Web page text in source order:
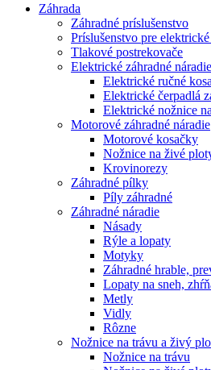
Záhrada
Záhradné príslušenstvo
Príslušenstvo pre
Tlakové postrekovače
Elektrické záhradné náradie
Elektrické ručné
Elektrické čerpadlá
Elektrické nožnice
Motorové záhradné náradie
Motorové kosačky
Nožnice na živé
Krovinorezy
Záhradné pílky
Píly záhradné
Záhradné náradie
Násady
Rýle a lopaty
Motyky
Záhradné hrable,
Lopaty na sneh,
Metly
Vidly
Rôzne
Nožnice na trávu a živý
Nožnice na trávu